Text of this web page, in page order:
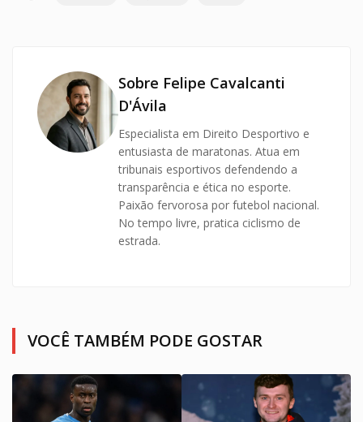
Sobre Felipe Cavalcanti
D'Ávila
Especialista em Direito Desportivo e
entusiasta de maratonas. Atua em
tribunais esportivos defendendo a
transparência e ética no esporte.
Paixão fervorosa por futebol nacional.
No tempo livre, pratica ciclismo de
estrada.
VOCÊ TAMBÉM PODE GOSTAR